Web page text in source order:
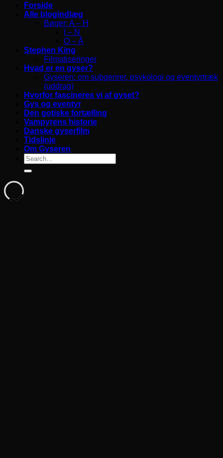
Forside
Alle blogindlæg
Bøger: A – H
I – N
O – Å
Stephen King
Filmatiseringer
Hvad er en gyser?
Gyseren: om subgenrer, psykologi og eventyrtræk
(uddrag)
Hvorfor fascineres vi af gyset?
Gys og eventyr
Den gotiske fortælling
Vampyrens historie
Danske gyserfilm
Tidslinje
Om Gyseren